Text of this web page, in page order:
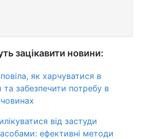
зацікавити новини:
як харчуватися в
та забезпечити потребу в
від застуди
ефективні методи